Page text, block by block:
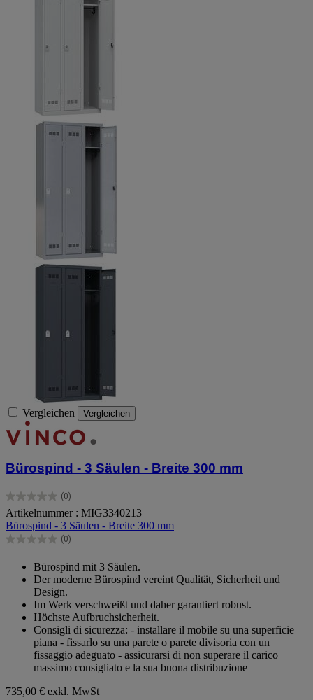
Vergleichen Vergleichen
Bürospind - 3 Säulen - Breite 300 mm
(0)
0.0
von
5
Sternen.
Artikelnummer : MIG3340213
Bürospind - 3 Säulen - Breite 300 mm
(0)
0.0
Sternen.
Bürospind mit 3 Säulen.
Der moderne Bürospind vereint Qualität, Sicherheit und
Design.
Im Werk verschweißt und daher garantiert robust.
Höchste Aufbruchsicherheit.
Consigli di sicurezza: - installare il mobile su una superficie
piana - fissarlo su una parete o parete divisoria con un
fissaggio adeguato - assicurarsi di non superare il carico
massimo consigliato e la sua buona distribuzione
735,00 € exkl. MwSt